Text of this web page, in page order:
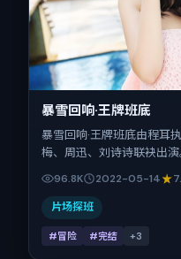
暴雪回响·王牌班底
暴雪回响·王牌班底由程耳
梅、周迅、刘诗诗联袂出
锚定在中国大陆，借当代
转。2022年5月14日于中
钟，适合喜欢强情节与细腻
96.8K 2022-05-14
片场探班
#冒险 #完结 +3